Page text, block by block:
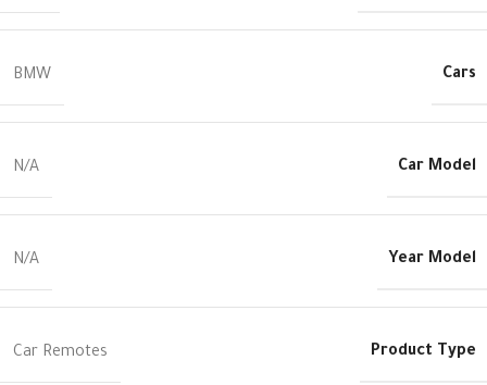
Cars
BMW
Car Model
N/A
Year Model
N/A
Product Type
Car Remotes